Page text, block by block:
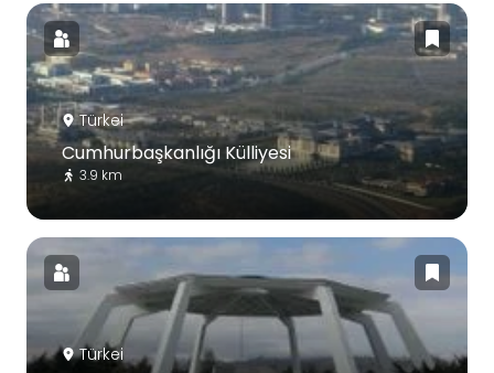
Türkei
Cumhurbaşkanlığı Külliyesi
3.9 km
Türkei